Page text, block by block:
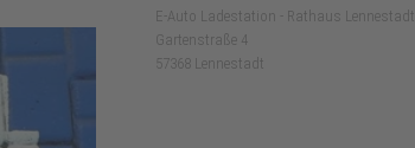
E-Auto Ladestation - Rathaus Lennestadt
Gartenstraße 4
57368 Lennestadt